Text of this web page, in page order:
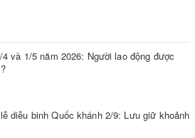
tời 500kg
đỡ tời chắc chắn: Giá đỡ tời
đỡ được trọng lượng của
bị lỏng trong quá trình vận
và 1/5 năm 2026: Người lao động được
diễu binh Quốc khánh 2/9: Lưu giữ khoảnh